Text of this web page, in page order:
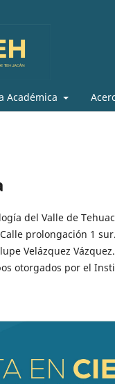
Académica
del Valle de
prolongación 1
Velázquez
otorgados por el